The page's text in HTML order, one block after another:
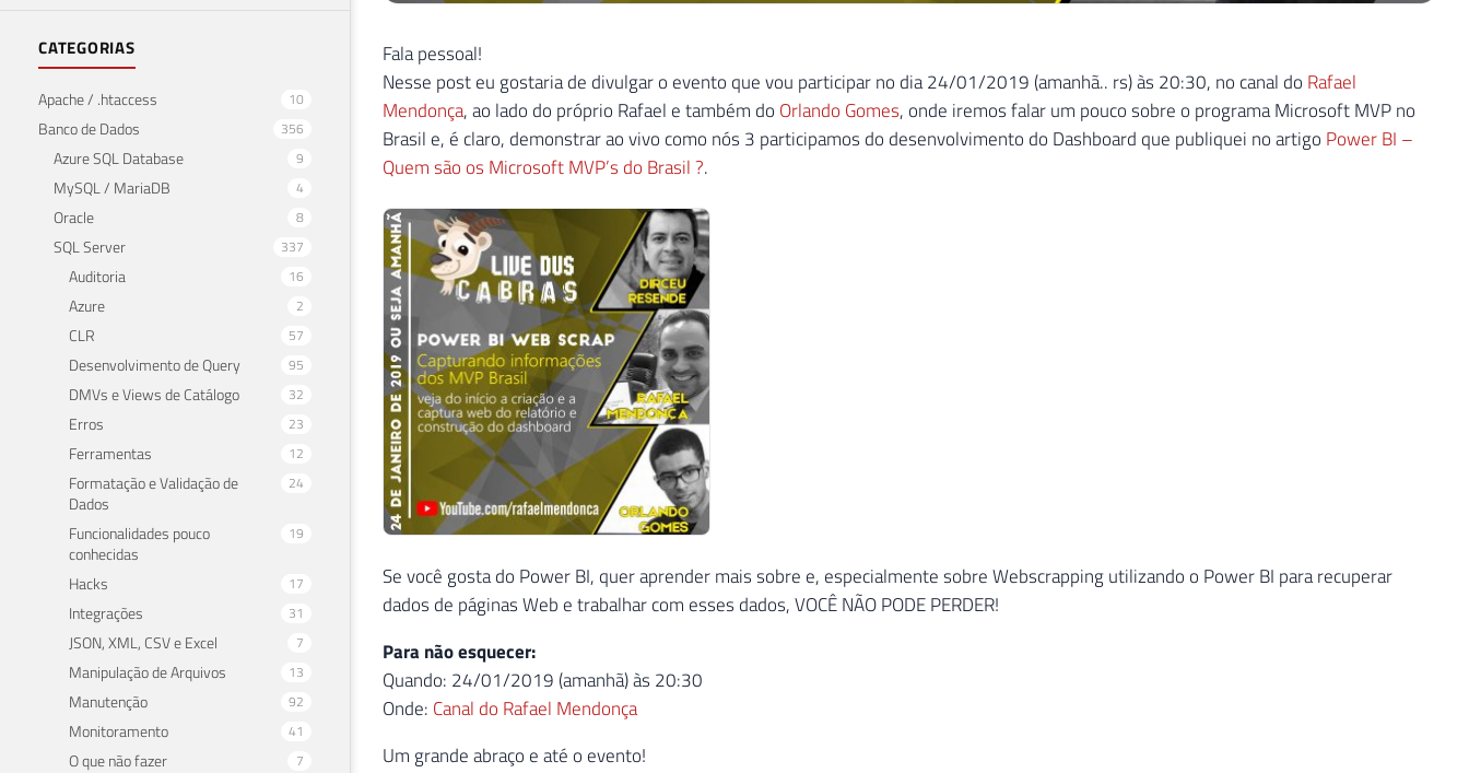
CATEGORIAS
Apache / .htaccess 10
Banco de Dados 356
Azure SQL Database 9
MySQL / MariaDB 4
Oracle 8
SQL Server 337
Auditoria 16
Azure 2
CLR 57
Desenvolvimento de Query 95
DMVs e Views de Catálogo 32
Erros 23
Ferramentas 12
Formatação e Validação de
Dados
24
Funcionalidades pouco
conhecidas
19
Hacks 17
Integrações 31
JSON, XML, CSV e Excel 7
Manipulação de Arquivos 13
Manutenção 92
Monitoramento 41
O que não fazer 7
Fala pessoal!
Nesse post eu gostaria de divulgar o evento que vou participar no dia 24/01/2019 (amanhã.. rs) às 20:30, no canal do Rafael
Mendonça, ao lado do próprio Rafael e também do Orlando Gomes, onde iremos falar um pouco sobre o programa Microsoft MVP no
Brasil e, é claro, demonstrar ao vivo como nós 3 participamos do desenvolvimento do Dashboard que publiquei no artigo Power BI –
Quem são os Microsoft MVP’s do Brasil ?.
Se você gosta do Power BI, quer aprender mais sobre e, especialmente sobre Webscrapping utilizando o Power BI para recuperar
dados de páginas Web e trabalhar com esses dados, VOCÊ NÃO PODE PERDER!
Para não esquecer:
Quando: 24/01/2019 (amanhã) às 20:30
Onde: Canal do Rafael Mendonça
Um grande abraço e até o evento!